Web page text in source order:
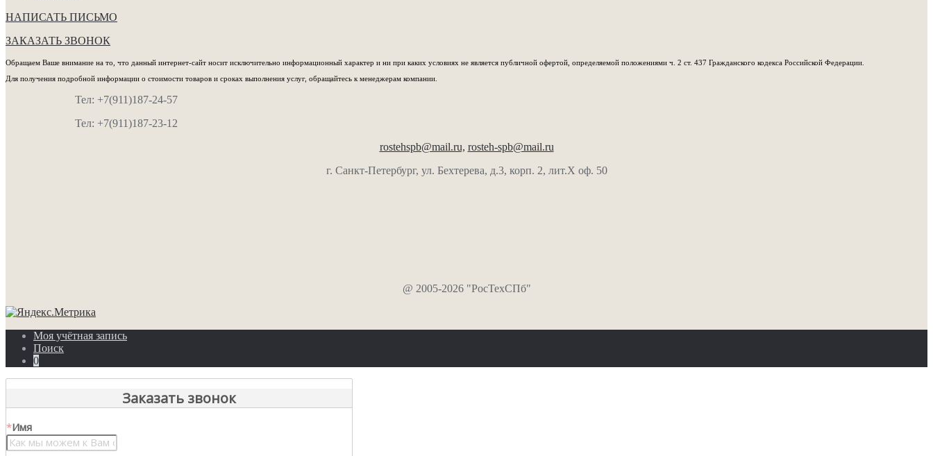
НАПИСАТЬ ПИСЬМО
ЗАКАЗАТЬ ЗВОНОК
Обращаем Ваше внимание на то, что данный интернет-сайт носит исключительно информационный характер и ни при каких условиях не является публичной офертой, определяемой положениями ч. 2 ст. 437 Гражданского кодекса Российской Федерации.
Для получения подробной информации о стоимости товаров и сроках выполнения услуг, обращайтесь к менеджерам компании.
Тел: +7(911)187-24-57
Тел: +7(911)187-23-12
rostehspb@mail.ru, rosteh-spb@mail.ru
г. Санкт-Петербург, ул. Бехтерева, д.3, корп. 2, лит.Х оф. 50
@ 2005-2026 "РосТехСПб"
Моя учётная запись
Поиск
0
Заказать звонок
*Имя